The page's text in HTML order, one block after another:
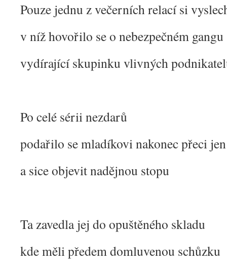
Pouze jednu z večerních relací si
v níž hovořilo se o nebezpečném gangu
vydírající skupinku vlivných
Po celé sérii nezdarů
podařilo se mladíkovi nakonec přeci
a sice objevit nadějnou stopu
Ta zavedla jej do opuštěného skladu
kde měli předem domluvenou schůzku